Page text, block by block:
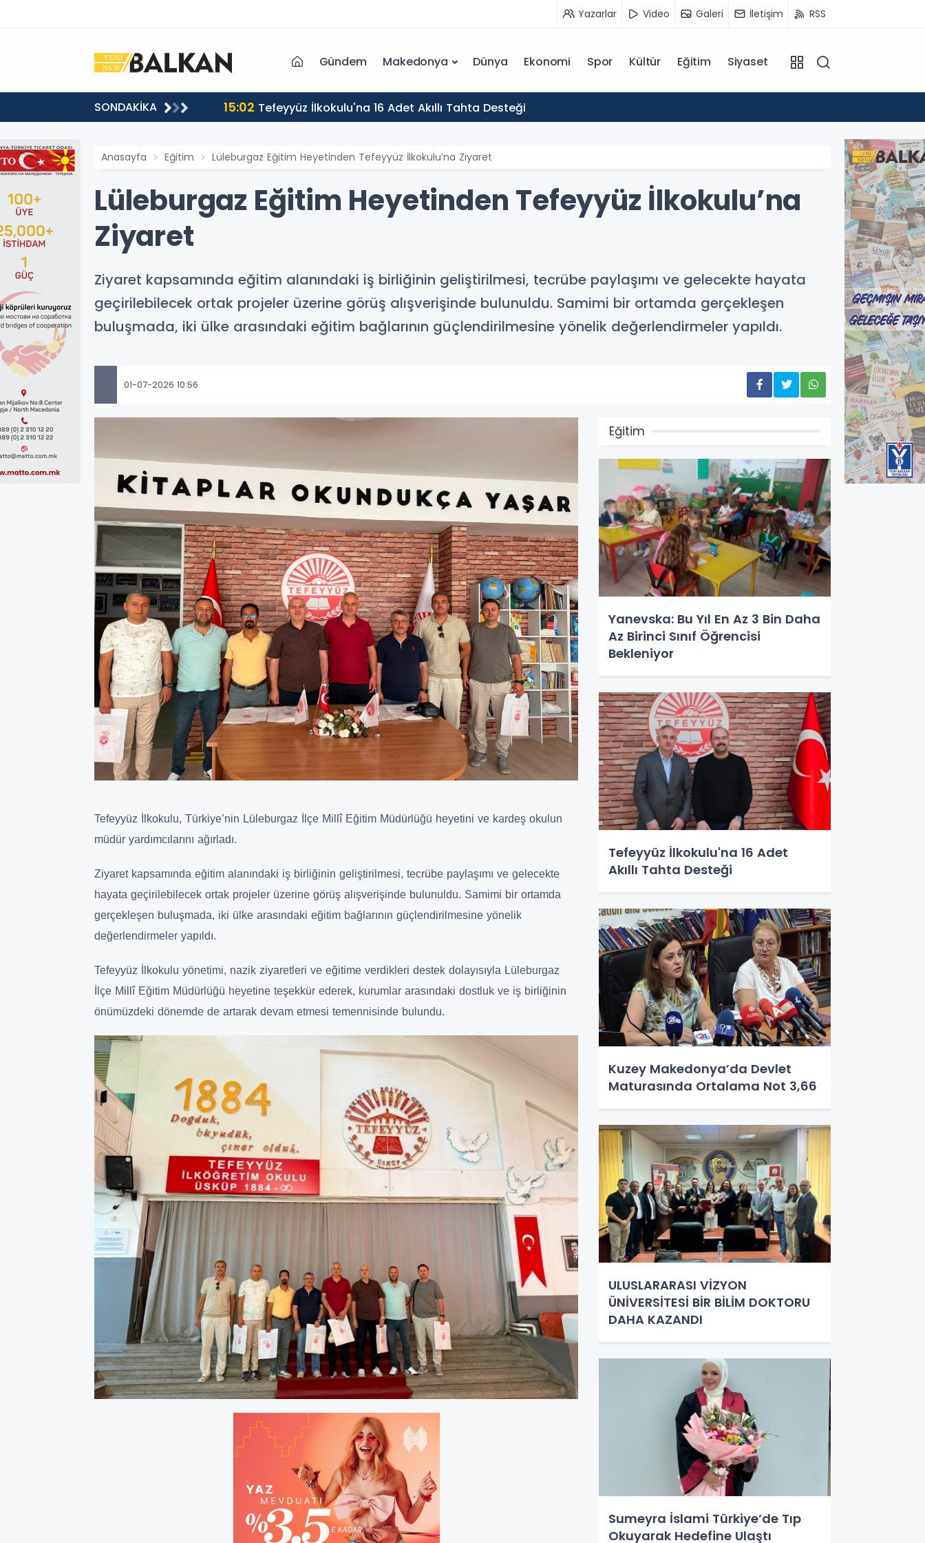
Yazarlar Video Galeri İletişim RSS
Gündem Makedonya Dünya Ekonomi Spor Kültür Eğitim Siyaset
SONDAKİKA 15:02 Tefeyyüz İlkokulu'na 16 Adet Akıllı Tahta Desteği
Anasayfa Eğitim Lüleburgaz Eğitim Heyetinden Tefeyyüz İlkokulu’na Ziyaret
Lüleburgaz Eğitim Heyetinden Tefeyyüz İlkokulu’na
Ziyaret
Ziyaret kapsamında eğitim alanındaki iş birliğinin geliştirilmesi, tecrübe paylaşımı ve gelecekte hayata
geçirilebilecek ortak projeler üzerine görüş alışverişinde bulunuldu. Samimi bir ortamda gerçekleşen
buluşmada, iki ülke arasındaki eğitim bağlarının güçlendirilmesine yönelik değerlendirmeler yapıldı.
01-07-2026 10:56
Tefeyyüz İlkokulu, Türkiye’nin Lüleburgaz İlçe Millî Eğitim Müdürlüğü heyetini ve kardeş okulun
müdür yardımcılarını ağırladı.
Ziyaret kapsamında eğitim alanındaki iş birliğinin geliştirilmesi, tecrübe paylaşımı ve gelecekte
hayata geçirilebilecek ortak projeler üzerine görüş alışverişinde bulunuldu. Samimi bir ortamda
gerçekleşen buluşmada, iki ülke arasındaki eğitim bağlarının güçlendirilmesine yönelik
değerlendirmeler yapıldı.
Tefeyyüz İlkokulu yönetimi, nazik ziyaretleri ve eğitime verdikleri destek dolayısıyla Lüleburgaz
İlçe Millî Eğitim Müdürlüğü heyetine teşekkür ederek, kurumlar arasındaki dostluk ve iş birliğinin
önümüzdeki dönemde de artarak devam etmesi temennisinde bulundu.
Eğitim
Yanevska: Bu Yıl En Az 3 Bin Daha
Az Birinci Sınıf Öğrencisi
Bekleniyor
Tefeyyüz İlkokulu'na 16 Adet
Akıllı Tahta Desteği
Kuzey Makedonya’da Devlet
Maturasında Ortalama Not 3,66
ULUSLARARASI VİZYON
ÜNİVERSİTESİ BİR BİLİM DOKTORU
DAHA KAZANDI
Sumeyra İslami Türkiye’de Tıp
Okuyarak Hedefine Ulaştı